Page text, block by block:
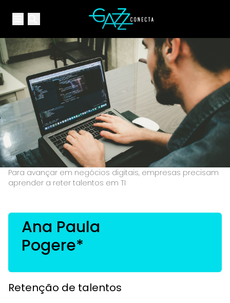
Open main menuYour Company
Para avançar em negócios digitais, empresas precisam
aprender a reter talentos em TI
Ana Paula
Pogere*
Retenção de talentos